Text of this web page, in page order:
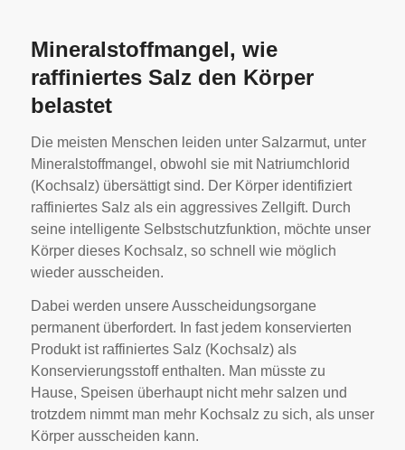
Mineralstoffmangel, wie
raffiniertes Salz den Körper
belastet
Die meisten Menschen leiden unter Salzarmut, unter
Mineralstoffmangel, obwohl sie mit Natriumchlorid
(Kochsalz) übersättigt sind. Der Körper identifiziert
raffiniertes Salz als ein aggressives Zellgift. Durch
seine intelligente Selbstschutzfunktion, möchte unser
Körper dieses Kochsalz, so schnell wie möglich
wieder ausscheiden.
Dabei werden unsere Ausscheidungsorgane
permanent überfordert. In fast jedem konservierten
Produkt ist raffiniertes Salz (Kochsalz) als
Konservierungsstoff enthalten. Man müsste zu
Hause, Speisen überhaupt nicht mehr salzen und
trotzdem nimmt man mehr Kochsalz zu sich, als unser
Körper ausscheiden kann.